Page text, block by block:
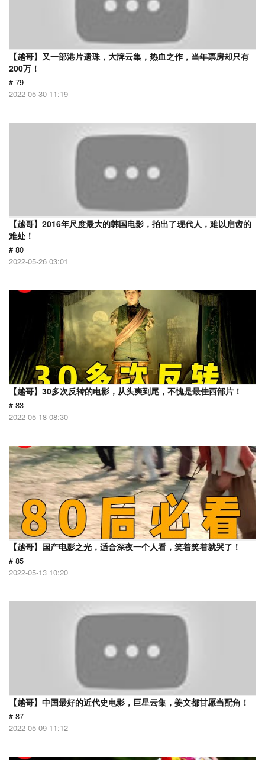
【越哥】又一部港片遗珠，大牌云集，热血之作，当年票房却只有
200万！
# 79
2022-05-30 11:19
【越哥】2016年尺度最大的韩国电影，拍出了现代人，难以启齿的
难处！
# 80
2022-05-26 03:01
【越哥】30多次反转的电影，从头爽到尾，不愧是最佳西部片！
# 83
2022-05-18 08:30
【越哥】国产电影之光，适合深夜一个人看，笑着笑着就哭了！
# 85
2022-05-13 10:20
【越哥】中国最好的近代史电影，巨星云集，姜文都甘愿当配角！
# 87
2022-05-09 11:12